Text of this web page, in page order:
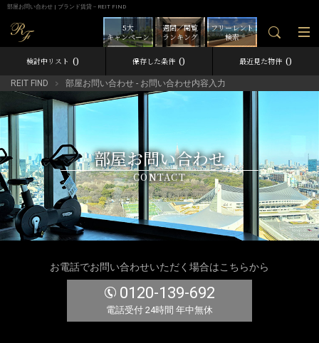
部屋お問い合わせ | ブランド賃貸－REIT FIND
フリーレント
検索
週間／閲覧
ランキング
5大
キャンペーン
検討中リスト 0 保存した条件 0 最近見た物件 0
REIT FIND 部屋お問い合わせ - お問い合わせ内容入力
部屋お問い合わせ
CONTACT
お電話でお問い合わせいただく場合はこちらから
0120-139-692
電話受付 24時間 年中無休